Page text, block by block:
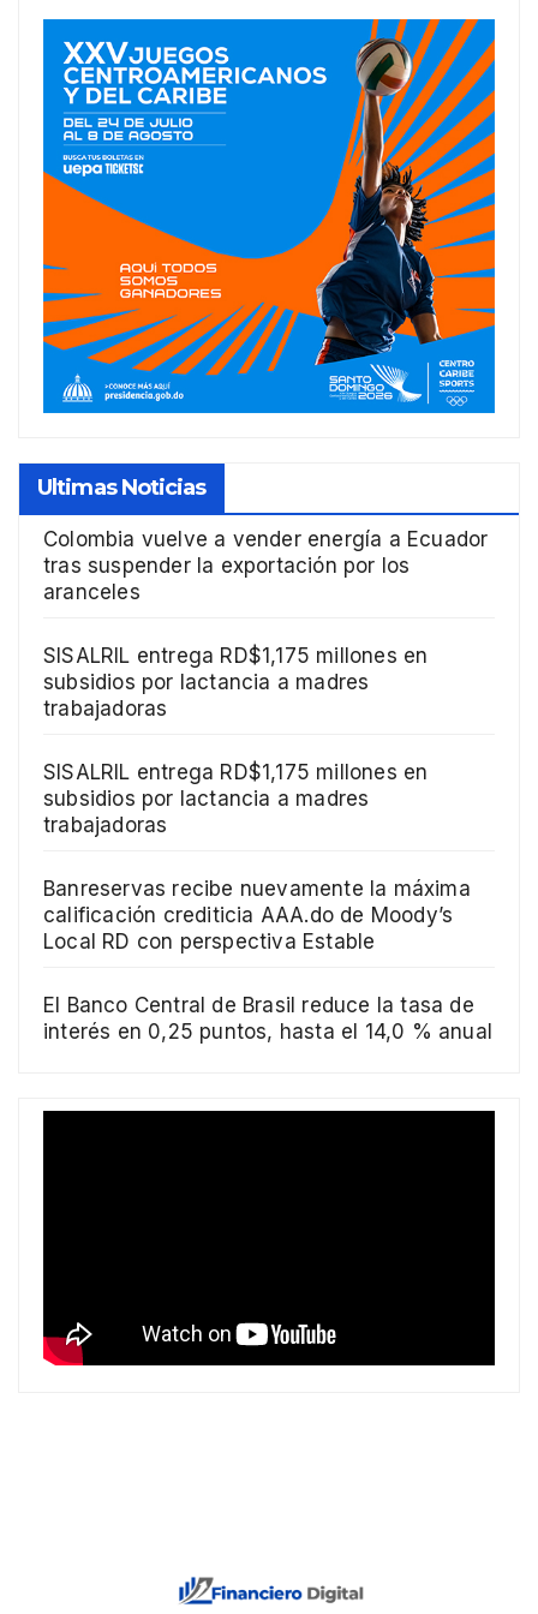
Ultimas Noticias
Colombia vuelve a vender energía a Ecuador
tras suspender la exportación por los
aranceles
SISALRIL entrega RD$1,175 millones en
subsidios por lactancia a madres
trabajadoras
SISALRIL entrega RD$1,175 millones en
subsidios por lactancia a madres
trabajadoras
Banreservas recibe nuevamente la máxima
calificación crediticia AAA.do de Moody’s
Local RD con perspectiva Estable
El Banco Central de Brasil reduce la tasa de
interés en 0,25 puntos, hasta el 14,0 % anual